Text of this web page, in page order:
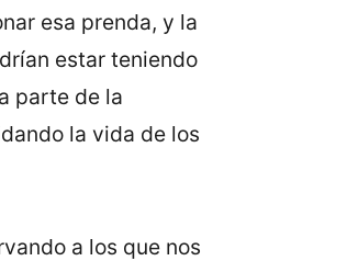
esa prenda, y la
estar teniendo
parte de la
la vida de los
a los que nos